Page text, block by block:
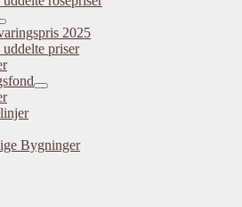
2025
priser
Bygninger